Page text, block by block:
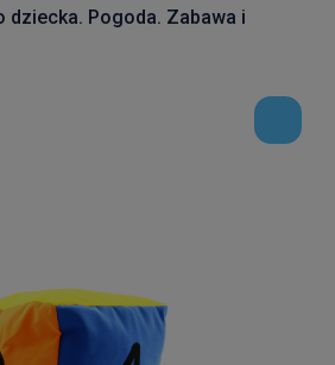
dziecka. Pogoda. Zabawa i